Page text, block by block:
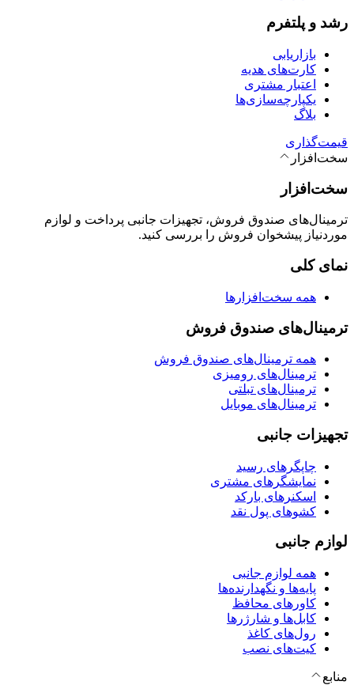
رشد و پلتفرم
بازاریابی
کارت‌های هدیه
اعتبار مشتری
یکپارچه‌سازی‌ها
بلاگ
قیمت‌گذاری
سخت‌افزار
سخت‌افزار
ترمینال‌های صندوق فروش، تجهیزات جانبی پرداخت و لوازم
موردنیاز پیشخوان فروش را بررسی کنید.
نمای کلی
همه سخت‌افزارها
ترمینال‌های صندوق فروش
همه ترمینال‌های صندوق فروش
ترمینال‌های رومیزی
ترمینال‌های تبلتی
ترمینال‌های موبایل
تجهیزات جانبی
چاپگرهای رسید
نمایشگرهای مشتری
اسکنرهای بارکد
کشوهای پول نقد
لوازم جانبی
همه لوازم جانبی
پایه‌ها و نگهدارنده‌ها
کاورهای محافظ
کابل‌ها و شارژرها
رول‌های کاغذ
کیت‌های نصب
منابع